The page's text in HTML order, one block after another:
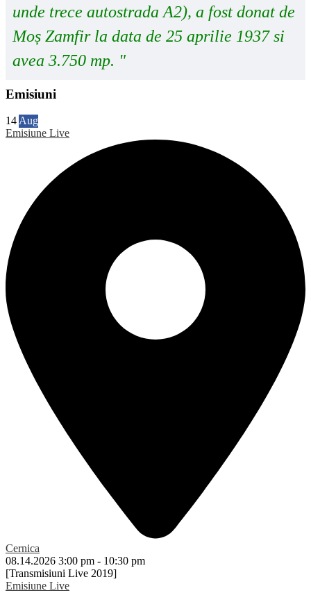
unde trece autostrada A2), a fost donat de
Moș Zamfir la data de 25 aprilie 1937 si
avea 3.750 mp. "
Emisiuni
14Aug
Emisiune Live
Cernica
08.14.2026 3:00 pm - 10:30 pm
[Transmisiuni Live 2019]
Emisiune Live